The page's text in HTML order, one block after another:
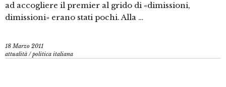
ad accogliere il premier al grido di «dimissioni,
dimissioni» erano stati pochi. Alla …
18 Marzo 2011
attualità /politica italiana